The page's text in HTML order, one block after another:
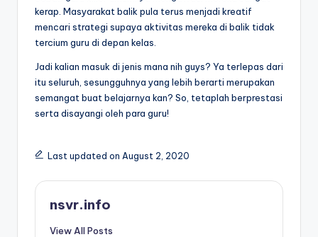
kerap. Masyarakat balik pula terus menjadi kreatif
mencari strategi supaya aktivitas mereka di balik tidak
tercium guru di depan kelas.
Jadi kalian masuk di jenis mana nih guys? Ya terlepas dari
itu seluruh, sesungguhnya yang lebih berarti merupakan
semangat buat belajarnya kan? So, tetaplah berprestasi
serta disayangi oleh para guru!
Last updated on August 2, 2020
nsvr.info
View All Posts